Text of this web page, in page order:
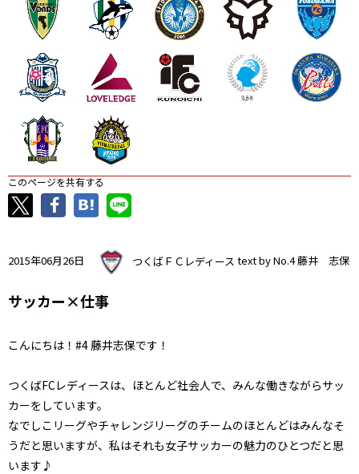
このページを共有する
2015年06月26日 つくばＦＣレディース text by No.4 藤井 志保
サッカー×仕事
こんにちは！#4 藤井志保です！
つくばFCレディースは、ほとんど社会人で、みんな働きながらサッ
カーをしています。
なでしこリーグやチャレンジリーグのチームのほとんどはみんなそ
うだと思いますが、私はそれも女子サッカーの魅力のひとつだと思
います♪